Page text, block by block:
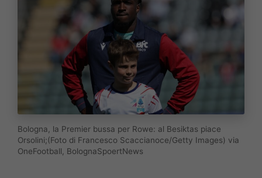
Bologna, la Premier bussa per Rowe: al Besiktas piace
Orsolini;(Foto di Francesco Scaccianoce/Getty Images) via
OneFootball, BolognaSpoertNews